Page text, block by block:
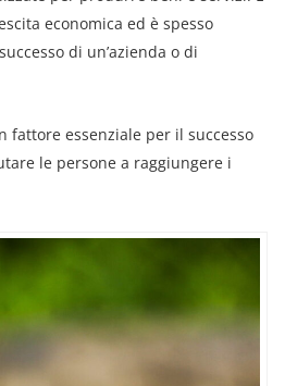
economica ed è spesso
di un’azienda o di
fattore essenziale per il successo
le persone a raggiungere i